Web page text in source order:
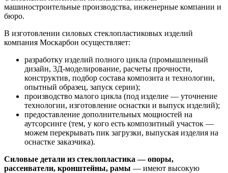
машиностроительные производства, инженерные компании и
бюро.
В изготовлении силовых стеклопластиковых изделий
компания Москарбон осуществляет:
разработку изделий полного цикла (промышленный
дизайн, 3Д-моделирование, расчеты прочности,
конструктив, подбор состава композита и технологии,
опытный образец, запуск серии);
производство малого цикла (под изделие — уточнение
технологии, изготовление оснастки и выпуск изделий);
предоставление дополнительных мощностей на
аутсорсинге (тем, у кого есть композитный участок —
можем перекрывать пик загрузки, выпуская изделия на
оснастке заказчика).
Силовые детали из стеклопластика — опоры,
рассеиватели, кронштейны, рамы — имеют высокую